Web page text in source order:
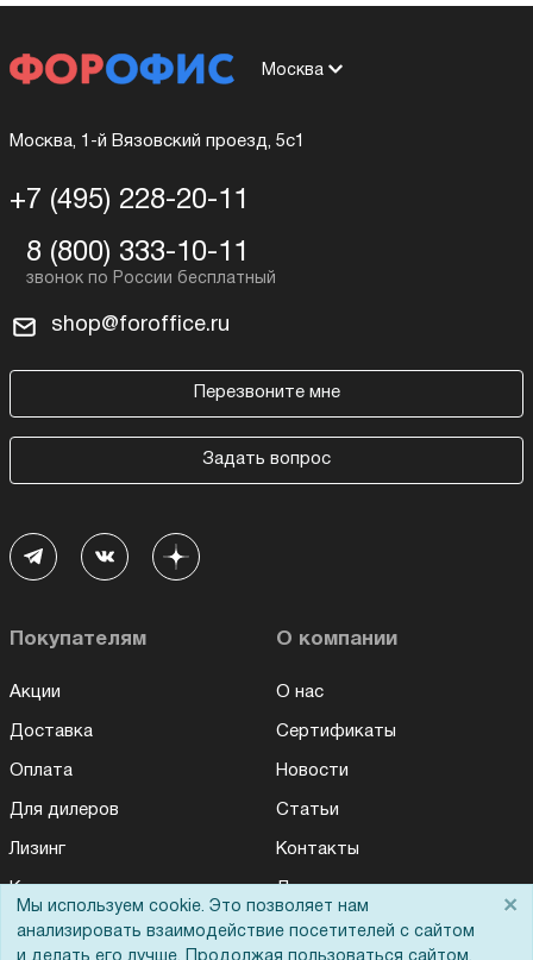
Москва
Москва, 1-й Вязовский проезд, 5с1
+7 (495) 228-20-11
8 (800) 333-10-11
shop@foroffice.ru
Перезвоните мне
Задать вопрос
Покупателям
Акции
Доставка
Оплата
Для дилеров
Лизинг
Кредитование
Госучреждениям
О компании
О нас
Сертификаты
Новости
Статьи
Контакты
Демопоказ
Мы используем cookie. Это позволяет нам
анализировать взаимодействие посетителей с сайтом
и делать его лучше. Продолжая пользоваться сайтом,
×